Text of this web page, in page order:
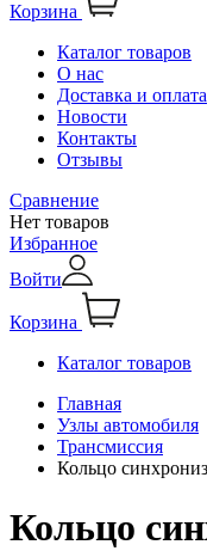
Корзина
Каталог товаров
О нас
Доставка и оплата
Новости
Контакты
Отзывы
Сравнение
Нет товаров
Избранное
Войти
Корзина
Каталог товаров
Главная
Узлы автомобиля
Трансмиссия
Кольцо
Кольцо